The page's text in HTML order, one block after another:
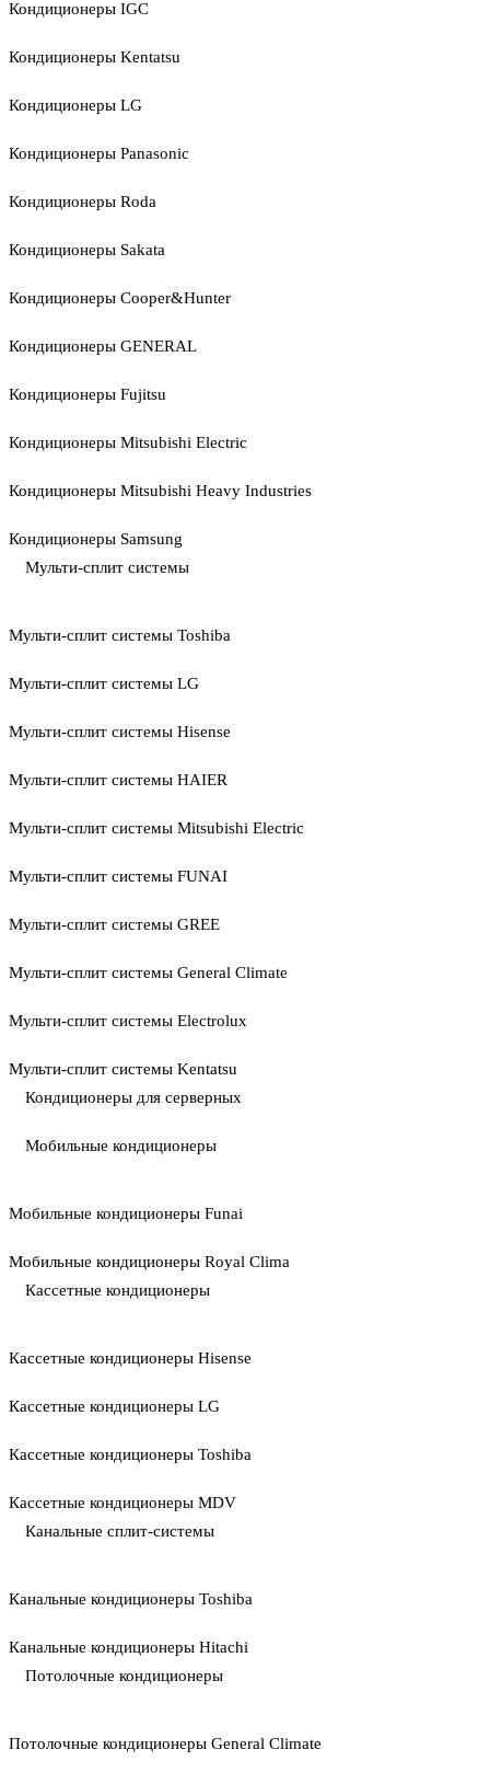
Кондиционеры IGC
Кондиционеры Kentatsu
Кондиционеры LG
Кондиционеры Panasonic
Кондиционеры Roda
Кондиционеры Sakata
Кондиционеры Cooper&Hunter
Кондиционеры GENERAL
Кондиционеры Fujitsu
Кондиционеры Mitsubishi Electric
Кондиционеры Mitsubishi Heavy Industries
Кондиционеры Samsung
Мульти-сплит системы
Мульти-сплит системы Toshiba
Мульти-сплит системы LG
Мульти-сплит системы Hisense
Мульти-сплит системы HAIER
Мульти-сплит системы Mitsubishi Electric
Мульти-сплит системы FUNAI
Мульти-сплит системы GREE
Мульти-сплит системы General Climate
Мульти-сплит системы Electrolux
Мульти-сплит системы Kentatsu
Кондиционеры для серверных
Мобильные кондиционеры
Мобильные кондиционеры Funai
Мобильные кондиционеры Royal Clima
Кассетные кондиционеры
Кассетные кондиционеры Hisense
Кассетные кондиционеры LG
Кассетные кондиционеры Toshiba
Кассетные кондиционеры MDV
Канальные сплит-системы
Канальные кондиционеры Toshiba
Канальные кондиционеры Hitachi
Потолочные кондиционеры
Потолочные кондиционеры General Climate